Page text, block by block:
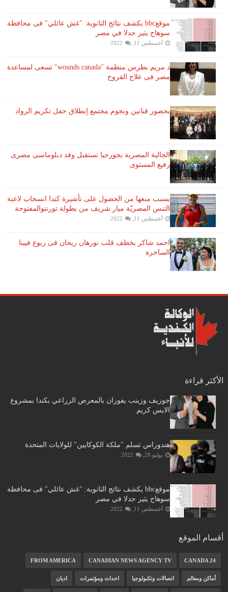
موقعbbc يكشف نتائج الثانوية: "غش عائلي" فى محافظة
سوهاج يثير جدلا في مصر
أغسطس 11, 2022
د.مريم بطرس:منظمة "wounds canada" تسعى لمساعدة
مصر فى علاج القروح
بحضور فنانين ونجوم مجتمع إنطلاق حفل تكريم الرواد
الجالية المصرية بجورجيا تستقبل وفد دبلوماسى مصرى
رفيع المستوى
بسبب منعها من الحصول على تأشيرة كندا انسحاب لاعبة ​
التنس​ المصريّة ​ميار شريف​ من بطولة ​تورنتو​المفتوحة
أغسطس 11, 2022
احمد شاكر يخطف قلب نورهان ريحان فى ربوع فيينا
الساحرة
الأكثر قراءة
جوزيف وزينب يفوزان بالمعرض الزراعي بكندا بمشروع
الايس كريم
هندوراس تسلم "ملكة الكوكايين" للولايات المتحدة
يوليو 28, 2022
موقعbbc يكشف نتائج الثانوية: "غش عائلي" فى محافظة
سوهاج يثير جدلا في مصر
أغسطس 11, 2022
أقسام الموقع
CANADA 24
CANADIAN NEWS AGENCY TV
FROM AMERICA
أماكن ومعالم اتصالات وتكنولوجيا احداث ومؤتمرات اديان